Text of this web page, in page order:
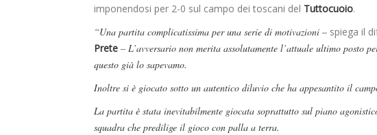
imponendosi per 2-0 sul campo dei toscani del Tuttocuoio.
“Una partita complicatissima per una serie di motivazioni – spiega il
Prete – L’avversario non merita assolutamente l’attuale ultimo posto
questo già lo sapevamo.
Inoltre si è giocato sotto un autentico diluvio che ha appesantito il
La partita è stata inevitabilmente giocata soprattutto sul piano
squadra che predilige il gioco con palla a terra.